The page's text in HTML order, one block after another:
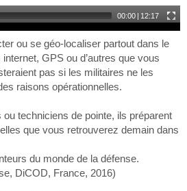
00:00 | 12:17
ou se géo-localiser partout dans le
GPS ou d’autres que vous
pas si les militaires ne les
raisons opérationnelles.
techniciens de pointe, ils préparent
que vous retrouverez demain dans
du monde de la défense.
DiCOD, France, 2016)